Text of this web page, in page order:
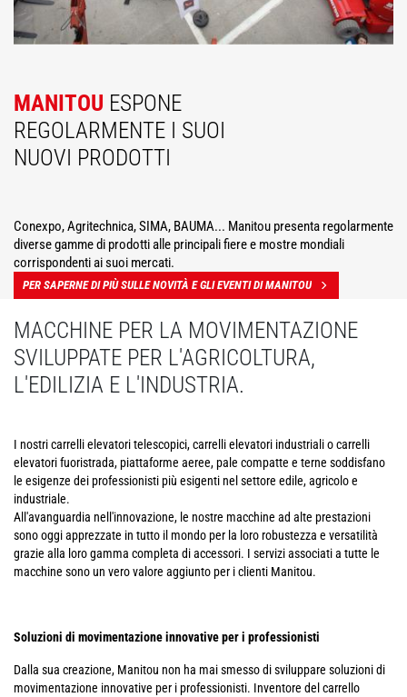
MANITOU ESPONE
REGOLARMENTE I SUOI
NUOVI PRODOTTI
Conexpo, Agritechnica, SIMA, BAUMA... Manitou presenta regolarmente
diverse gamme di prodotti alle principali fiere e mostre mondiali
corrispondenti ai suoi mercati.
PER SAPERNE DI PIÙ SULLE NOVITÀ E GLI EVENTI DI MANITOU
MACCHINE PER LA MOVIMENTAZIONE
SVILUPPATE PER L'AGRICOLTURA,
L'EDILIZIA E L'INDUSTRIA.
I nostri carrelli elevatori telescopici, carrelli elevatori industriali o carrelli
elevatori fuoristrada, piattaforme aeree, pale compatte e terne soddisfano
le esigenze dei professionisti più esigenti nel settore edile, agricolo e
industriale.
All'avanguardia nell'innovazione, le nostre macchine ad alte prestazioni
sono oggi apprezzate in tutto il mondo per la loro robustezza e versatilità
grazie alla loro gamma completa di accessori. I servizi associati a tutte le
macchine sono un vero valore aggiunto per i clienti Manitou.
Soluzioni di movimentazione innovative per i professionisti
Dalla sua creazione, Manitou non ha mai smesso di sviluppare soluzioni di
movimentazione innovative per i professionisti. Inventore del carrello